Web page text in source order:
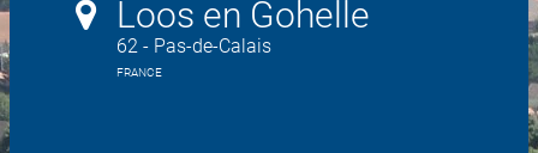
Loos en Gohelle
62 - Pas-de-Calais
FRANCE